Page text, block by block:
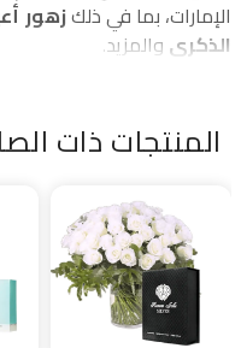
الإمارات، بما في ذلك زهور
الذكرى والمزيد.
المنتجات ذات